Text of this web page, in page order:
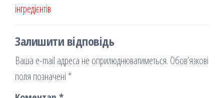
інгредієнтів
Залишити відповідь
Ваша e-mail адреса не оприлюднюватиметься. Обов’язкові
поля позначені *